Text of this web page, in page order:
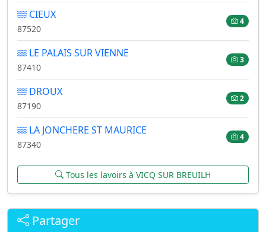
CIEUX
87520
4
LE PALAIS SUR VIENNE
87410
3
DROUX
87190
2
LA JONCHERE ST MAURICE
87340
4
Tous les lavoirs à VICQ SUR BREUILH
Partager